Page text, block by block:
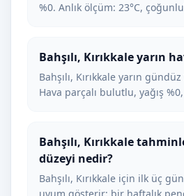
%0. Anlık ölçüm: 23°C,
Bahşılı, Kırıkkale yarın
Bahşılı, Kırıkkale yarın
Hava parçalı bulutlu, yağış
Bahşılı, Kırıkkale
düzeyi nedir?
Bahşılı, Kırıkkale için ilk üç